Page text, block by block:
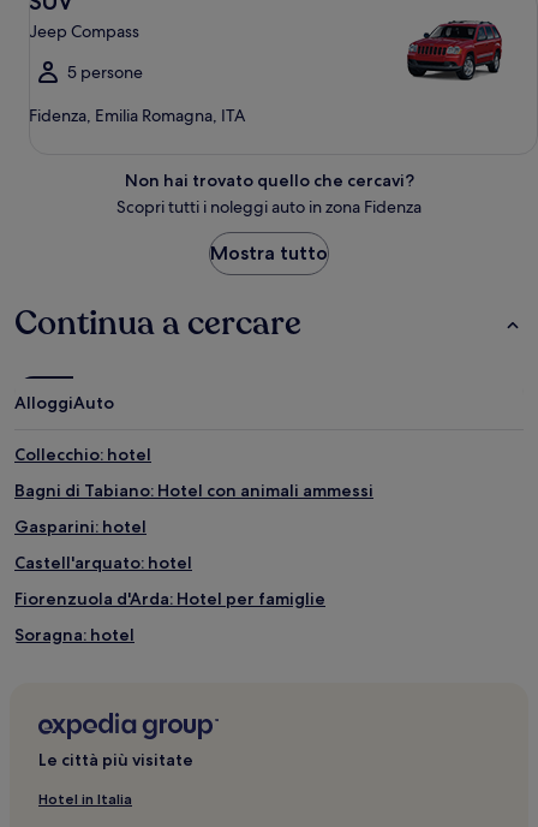
Jeep Compass
5 persone
Fidenza, Emilia Romagna, ITA
Non hai trovato quello che cercavi?
Scopri tutti i noleggi auto in zona Fidenza
Mostra tutto
Continua a cercare
AlloggiAuto
Collecchio: hotel
Bagni di Tabiano: Hotel con animali ammessi
Gasparini: hotel
Castell'arquato: hotel
Fiorenzuola d'Arda: Hotel per famiglie
Soragna: hotel
Vigostano: hotel
Le città più visitate
Hotel in Italia